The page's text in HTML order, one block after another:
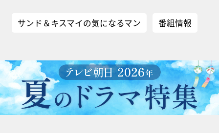
サンド＆キスマイの気になるマン 番組情報